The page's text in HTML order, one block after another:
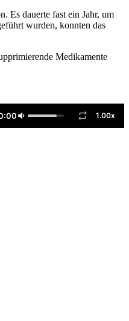
Es dauerte fast ein Jahr, um
wurden, konnten das
Medikamente
1.00x